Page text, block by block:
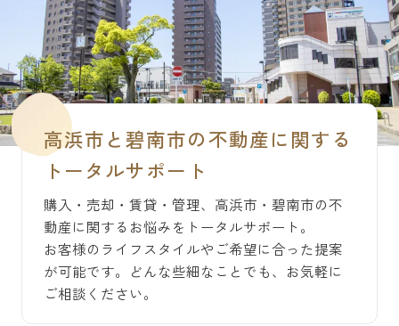
高浜市と碧南市の不動産に関する
トータルサポート
購入・売却・賃貸・管理、高浜市・碧南市の不
動産に関するお悩みをトータルサポート。
お客様のライフスタイルやご希望に合った提案
が可能です。どんな些細なことでも、お気軽に
ご相談ください。